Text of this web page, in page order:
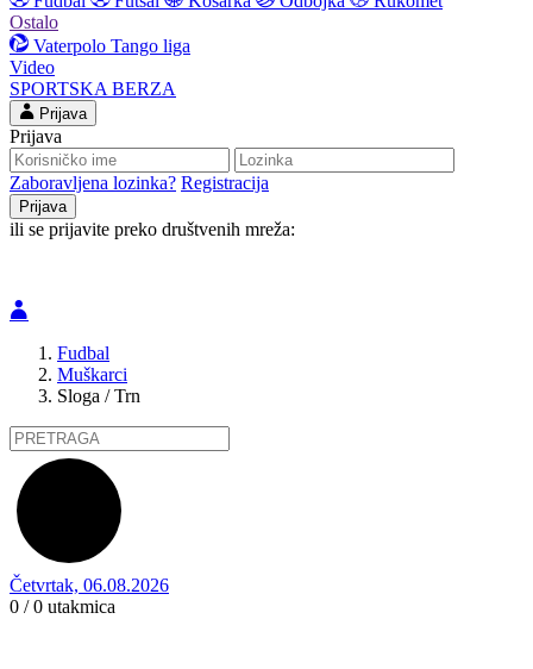
Ostalo
Vaterpolo Tango liga
Video
SPORTSKA BERZA
Prijava
Prijava
Zaboravljena lozinka? Registracija
ili se prijavite preko društvenih mreža:
Fudbal
Muškarci
Sloga / Trn
Četvrtak, 06.08.2026
0 / 0 utakmica